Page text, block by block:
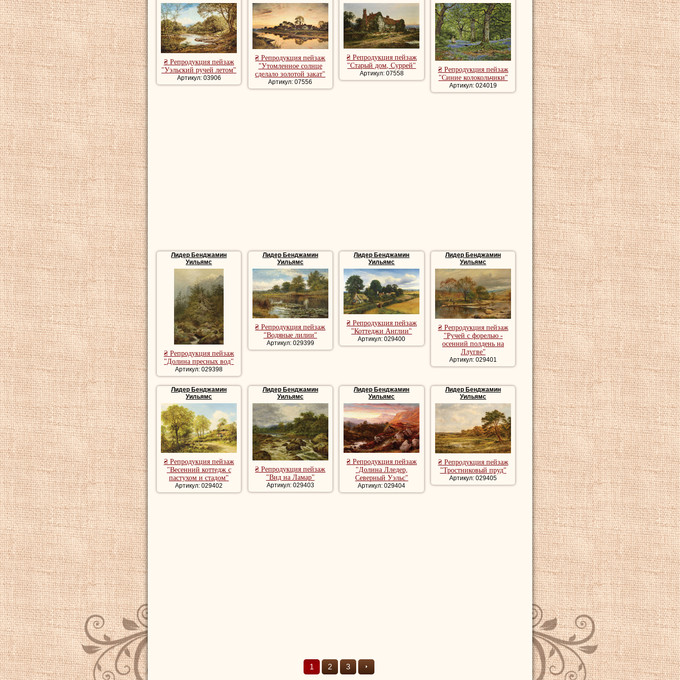
₴ Репродукция пейзаж
"Уэльский ручей летом"
Артикул: 03906
₴ Репродукция пейзаж
"Утомленное солнце
сделало золотой закат"
Артикул: 07556
₴ Репродукция пейзаж
"Старый дом, Суррей"
Артикул: 07558
₴ Репродукция пейзаж
"Синие колокольчики"
Артикул: 024019
Лидер Бенджамин
Уильямс
₴ Репродукция пейзаж
"Долина пресных вод"
Артикул: 029398
Лидер Бенджамин
Уильямс
₴ Репродукция пейзаж
"Водяные лилии"
Артикул: 029399
Лидер Бенджамин
Уильямс
₴ Репродукция пейзаж
"Коттеджи Англии"
Артикул: 029400
Лидер Бенджамин
Уильямс
₴ Репродукция пейзаж
"Ручей с форелью -
осенний полдень на
Ллугве"
Артикул: 029401
Лидер Бенджамин
Уильямс
₴ Репродукция пейзаж
"Весенний коттедж с
пастухом и стадом"
Артикул: 029402
Лидер Бенджамин
Уильямс
₴ Репродукция пейзаж
"Вид на Ламар"
Артикул: 029403
Лидер Бенджамин
Уильямс
₴ Репродукция пейзаж
"Долина Лледер,
Северный Уэльс"
Артикул: 029404
Лидер Бенджамин
Уильямс
₴ Репродукция пейзаж
"Тростниковый пруд"
Артикул: 029405
1 2 3